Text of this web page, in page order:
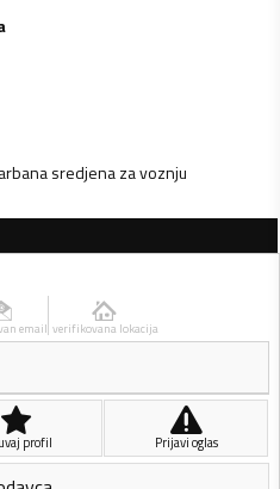
sredjena za voznju
email verifikovana lokacija
profil Prijavi oglas